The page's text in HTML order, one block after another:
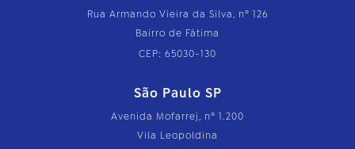
Rua Armando Vieira da Silva, nº 126
Bairro de Fátima
CEP: 65030-130
São Paulo SP
Avenida Mofarrej, nº 1.200
Vila Leopoldina